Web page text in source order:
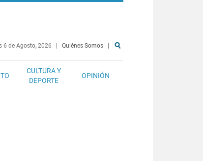
6 de Agosto, 2026 Quiénes Somos
CULTURA Y
DEPORTE
OPINIÓN